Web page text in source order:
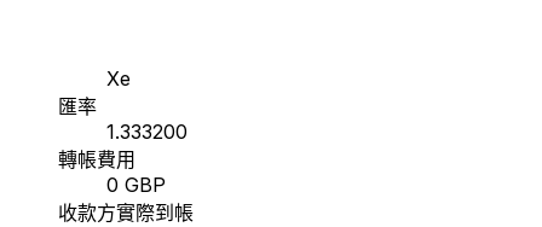
Xe
匯率
1.333200
轉帳費用
0 GBP
收款方實際到帳